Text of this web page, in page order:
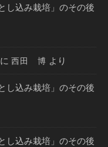
し込み栽培」のその後
に 西田 博 より
し込み栽培」のその後
し込み栽培」のその後